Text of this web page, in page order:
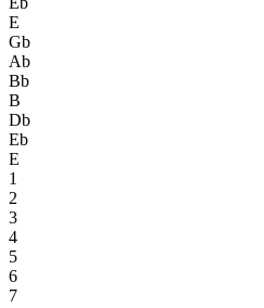
E
Gb
Ab
Bb
B
Db
Eb
E
1
2
3
4
5
6
7